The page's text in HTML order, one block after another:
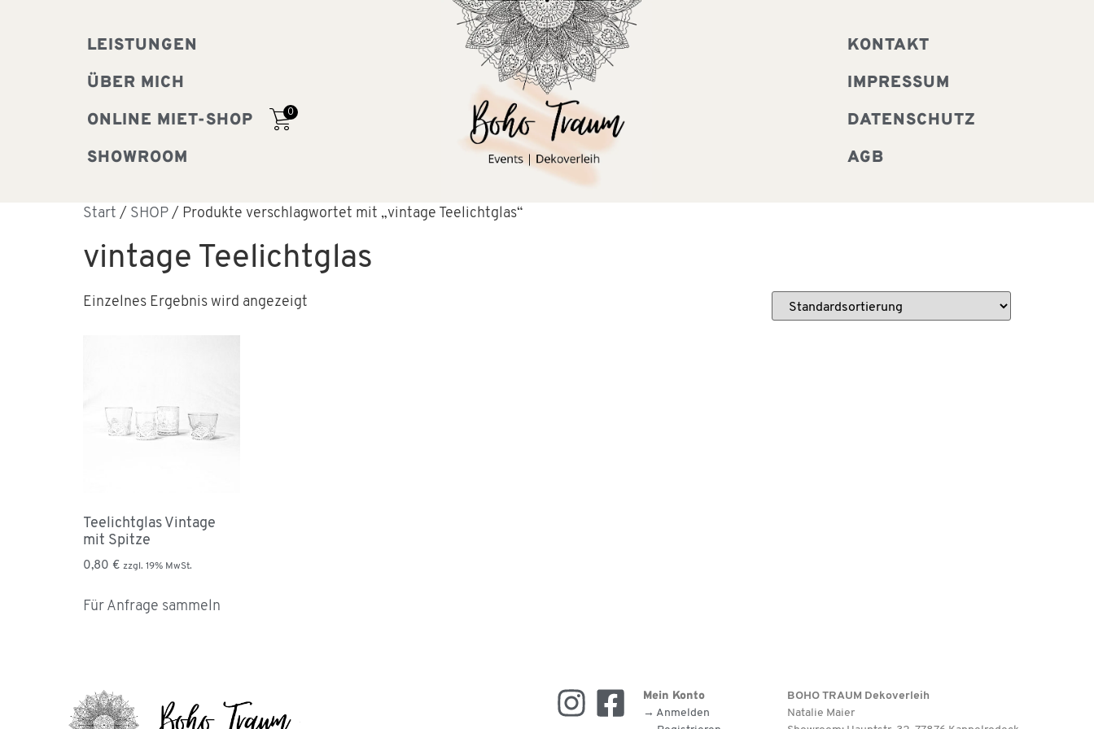
LEISTUNGEN
ÜBER MICH
ONLINE MIET-SHOP
SHOWROOM
0
KONTAKT
IMPRESSUM
DATENSCHUTZ
AGB
Start / SHOP / Produkte verschlagwortet mit „vintage Teelichtglas“
vintage Teelichtglas
Einzelnes Ergebnis wird angezeigt
Teelichtglas Vintage
mit Spitze
0,80 € zzgl. 19% MwSt.
Für Anfrage sammeln
Mein Konto
→ Anmelden
BOHO TRAUM Dekoverleih
Natalie Maier